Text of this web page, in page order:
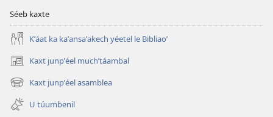
Séeb kaxte
Kʼáat ka kaʼansaʼakech yéetel le Bibliaoʼ
Kaxt junpʼéel muchʼtáambal
(opens
new
window)
Kaxt junpʼéel asamblea
(opens
new
window)
U túumbenil